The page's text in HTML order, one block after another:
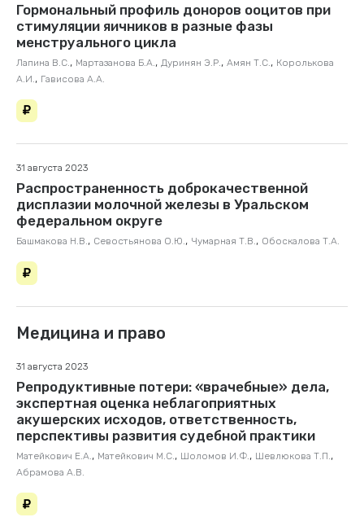
Гормональный профиль доноров ооцитов при
стимуляции яичников в разные фазы
менструального цикла
Лапина В.С. , Мартазанова Б.А. , Дуринян Э.Р. , Амян Т.С. , Королькова
А.И. , Гависова А.А.
31 августа 2023
Распространенность доброкачественной
дисплазии молочной железы в Уральском
федеральном округе
Башмакова Н.В., Севостьянова О.Ю., Чумарная Т.В., Обоскалова Т.А.
Медицина и право
31 августа 2023
Репродуктивные потери: «врачебные» дела,
экспертная оценка небла­гоприятных
акушерских исходов, ответственность,
перспективы развития судебной практики
Матейкович Е.А., Матейкович М.С., Шоломов И.Ф., Шевлюкова Т.П.,
Абрамова А.В.